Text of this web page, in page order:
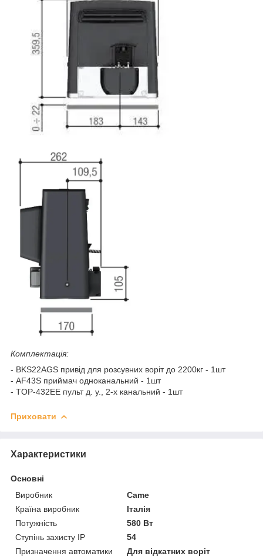
Комплектація:
- BKS22AGS привід для розсувних воріт до 2200кг - 1шт
- AF43S приймач одноканальний - 1шт
- TOP-432EE пульт д. у., 2-х канальний - 1шт
Приховати
Характеристики
Основні
Виробник
Came
Країна виробник
Італія
Потужність
580 Вт
Ступінь захисту IP
54
Призначення автоматики
Для відкатних воріт